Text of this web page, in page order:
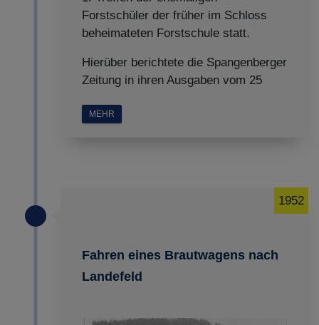
Forstschüler der früher im Schloss
beheimateten Forstschule statt.
Hierüber berichtete die Spangenberger
Zeitung in ihren Ausgaben vom 25
MEHR
Fahren eines Brautwagens nach
Landefeld
1952